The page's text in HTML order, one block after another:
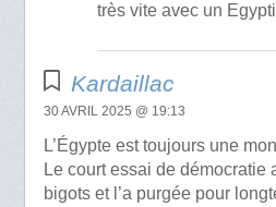
très vite avec un
Kardaillac
30 AVRIL 2025 @ 19:13
L’Égypte est toujours une
Le court essai de démocratie
bigots et l’a purgée pour